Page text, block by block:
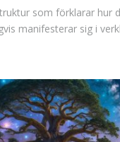
som förklarar hur
manifesterar sig i